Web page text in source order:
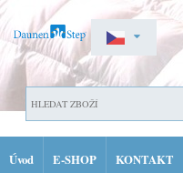
Úvod E-SHOP KONTAKT
DOMŮ DĚTSKÉ
DĚTSKÁ PEŘINA ZE 100%